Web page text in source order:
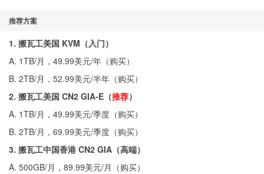
推荐方案
1. 搬瓦工美国 KVM（入门）
A. 1TB/月，49.99美元/年（购买）
B. 2TB/月，52.99美元/半年（购买）
2. 搬瓦工美国 CN2 GIA-E（推荐）
A. 1TB/月，49.99美元/季度（购买）
B. 2TB/月，69.99美元/季度（购买）
3. 搬瓦工中国香港 CN2 GIA（高端）
A. 500GB/月，89.99美元/月（购买）